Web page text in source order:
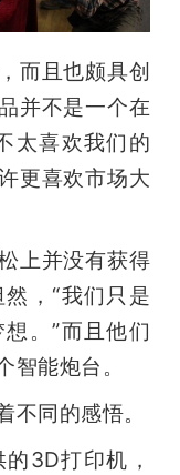
而且也颇具创
并不是一个在
太喜欢我们的
更喜欢市场大
上并没有获得
，“我们只是
。”而且他们
能炮台。
同的感悟。
3D打印机，